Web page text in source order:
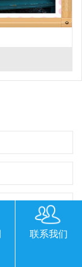
联系我们